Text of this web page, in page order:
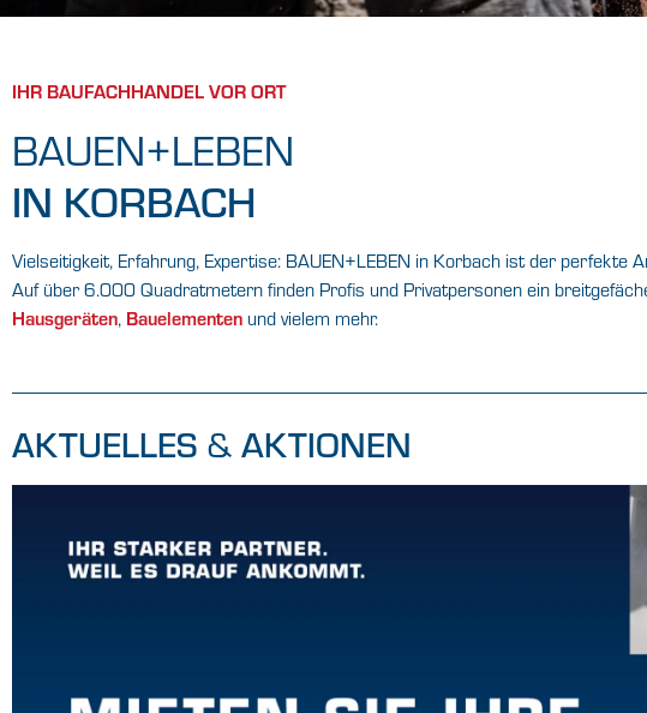
IHR BAUFACHHANDEL VOR ORT
BAUEN+LEBEN
IN KORBACH
Vielseitigkeit, Erfahrung, Expertise: BAUEN+LEBEN in Korbach ist der perfekte
Auf über 6.000 Quadratmetern finden Profis und Privatpersonen ein
Hausgeräten, Bauelementen und vielem mehr.
AKTUELLES & AKTIONEN